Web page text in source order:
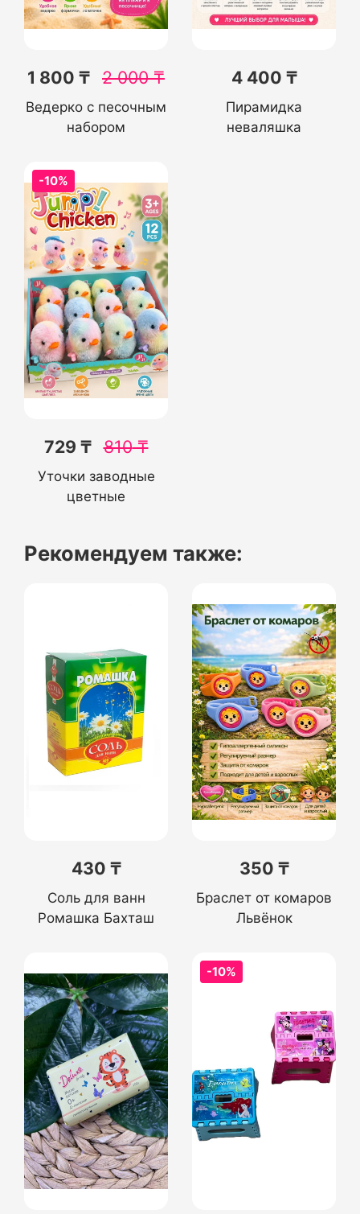
1 800 ₸ 2 000₸
Ведерко с песочным
набором
4 400 ₸
Пирамидка
неваляшка
-10%
729 ₸ 810₸
Уточки заводные
цветные
Рекомендуем также:
430 ₸
Соль для ванн
Ромашка Бахташ
350 ₸
Браслет от комаров
Львёнок
-10%